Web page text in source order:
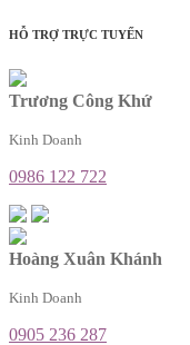
HỖ TRỢ TRỰC TUYẾN
Trương Công Khứ
Kinh Doanh
0986 122 722
Hoàng Xuân Khánh
Kinh Doanh
0905 236 287